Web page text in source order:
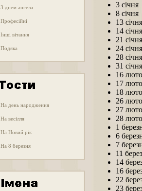
З днем ангела
Професійні
Інші вітання
Подяка
На день народження
На весілля
На Новий рік
На 8 березня
3 січня
8 січня
13 січня
14 січня
21 січня
24 січня
28 січня
31 січня
16
17
18
26
27
28
1
6
7
11
14
16
22
23